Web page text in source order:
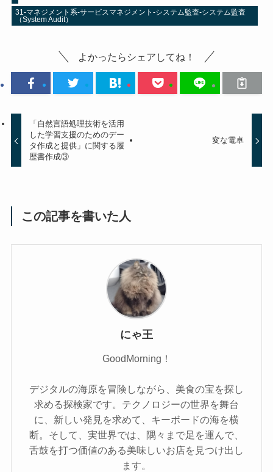
31-マネジメント系-サービスマネジメント-システム監査-システム監査
（System Audit）
よかったらシェアしてね！
「自然言語処理技術を活用
した学習支援のためのデー
タ作成と提供」に関する履
歴書作成③
変な電卓
この記事を書いた人
にゃ王
GoodMorning！
デジタルの海原を冒険しながら、美食の宝を探し
求める探検家です。テクノロジーの世界を舞台
に、新しい発見を求めて、キーボードの海を横
断。そして、実世界では、隅々まで足を運んで、
舌鼓を打つ価値のある美味しいお店を見つけ出し
ます。